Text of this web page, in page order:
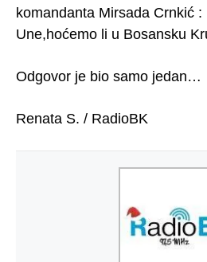
komandanta Mirsada Crnkić
Une,hoćemo li u Bosansku
Odgovor je bio samo jedan…
Renata S. / RadioBK